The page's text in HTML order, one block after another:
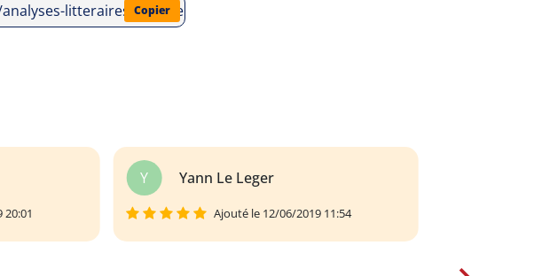
litteraires/louis-ferdinand-celine/voyage-au-bout-de-la-nuit/
Copier
R Refik Besni
Ajouté le 22/03/2019 20:01
11:54